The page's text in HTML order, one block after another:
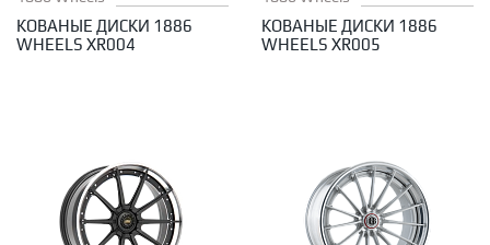
КОВАНЫЕ ДИСКИ 1886
WHEELS XR004
КОВАНЫЕ ДИСКИ 1886
WHEELS XR005